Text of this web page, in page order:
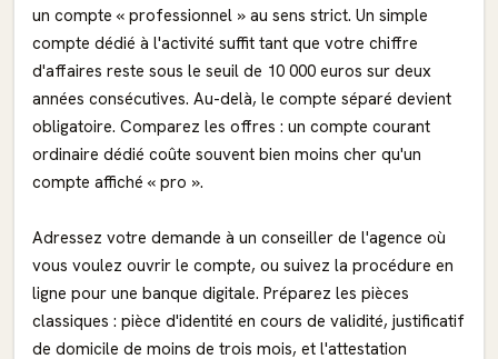
un compte « professionnel » au sens strict. Un simple
compte dédié à l'activité suffit tant que votre chiffre
d'affaires reste sous le seuil de 10 000 euros sur deux
années consécutives. Au-delà, le compte séparé devient
obligatoire. Comparez les offres : un compte courant
ordinaire dédié coûte souvent bien moins cher qu'un
compte affiché « pro ».
Adressez votre demande à un conseiller de l'agence où
vous voulez ouvrir le compte, ou suivez la procédure en
ligne pour une banque digitale. Préparez les pièces
classiques : pièce d'identité en cours de validité, justificatif
de domicile de moins de trois mois, et l'attestation